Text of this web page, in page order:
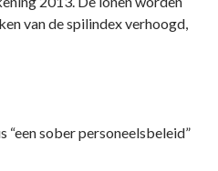
van de spilindex verhoogd,
sober personeelsbeleid”